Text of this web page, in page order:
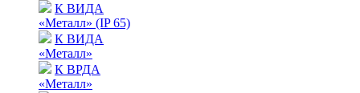
К ВИДА
«Металл» (IP 65)
К ВИДА
«Металл»
К ВРДА
«Металл»